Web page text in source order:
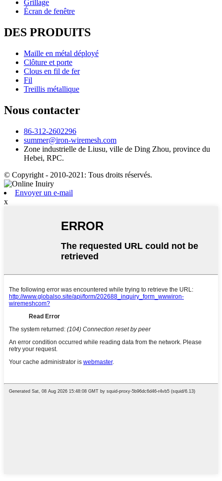
Grillage
Écran de fenêtre
DES PRODUITS
Maille en métal déployé
Clôture et porte
Clous en fil de fer
Fil
Treillis métallique
Nous contacter
86-312-2602296
summer@iron-wiremesh.com
Zone industrielle de Liusu, ville de Ding Zhou, province du
Hebei, RPC.
© Copyright - 2010-2021: Tous droits réservés.
Envoyer un e-mail
x